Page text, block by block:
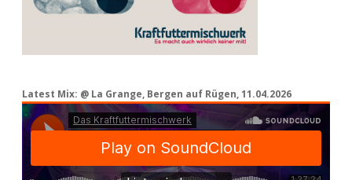
Latest Mix: @ La Grange, Bergen auf Rügen, 11.04.2026